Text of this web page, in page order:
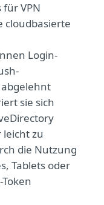
VPN
cloudbasierte
Login-
sie sich
zu
die Nutzung
Tablets oder